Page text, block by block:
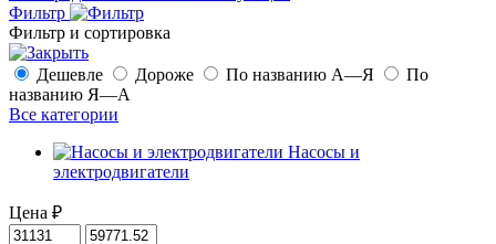
Фильтр
Фильтр и сортировка
Дешевле Дороже По названию А—Я
По
названию Я—А
Все категории
Насосы и
электродвигатели
Цена ₽